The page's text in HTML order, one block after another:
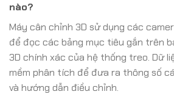
nào?
Máy cân chỉnh 3D sử dụng các
để đọc các bảng mục tiêu gắn trên
3D chính xác của hệ thống treo. Dữ
mềm phân tích để đưa ra thông số
và hướng dẫn điều chỉnh.